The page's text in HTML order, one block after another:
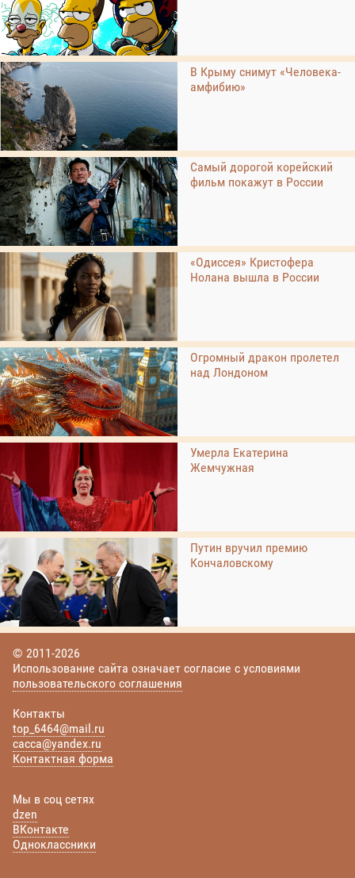
В Крыму снимут «Человека-
амфибию»
Самый дорогой корейский
фильм покажут в России
«Одиссея» Кристофера
Нолана вышла в России
Огромный дракон пролетел
над Лондоном
Умерла Екатерина
Жемчужная
Путин вручил премию
Кончаловскому
© 2011-2026
Использование сайта означает согласие с условиями
пользовательского соглашения
Контакты
top_6464@mail.ru
cacca@yandex.ru
Контактная форма
Мы в соц сетях
dzen
ВКонтакте
Одноклассники